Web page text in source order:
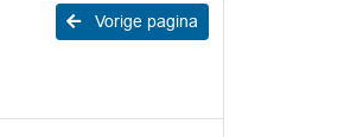
Vorige pagina